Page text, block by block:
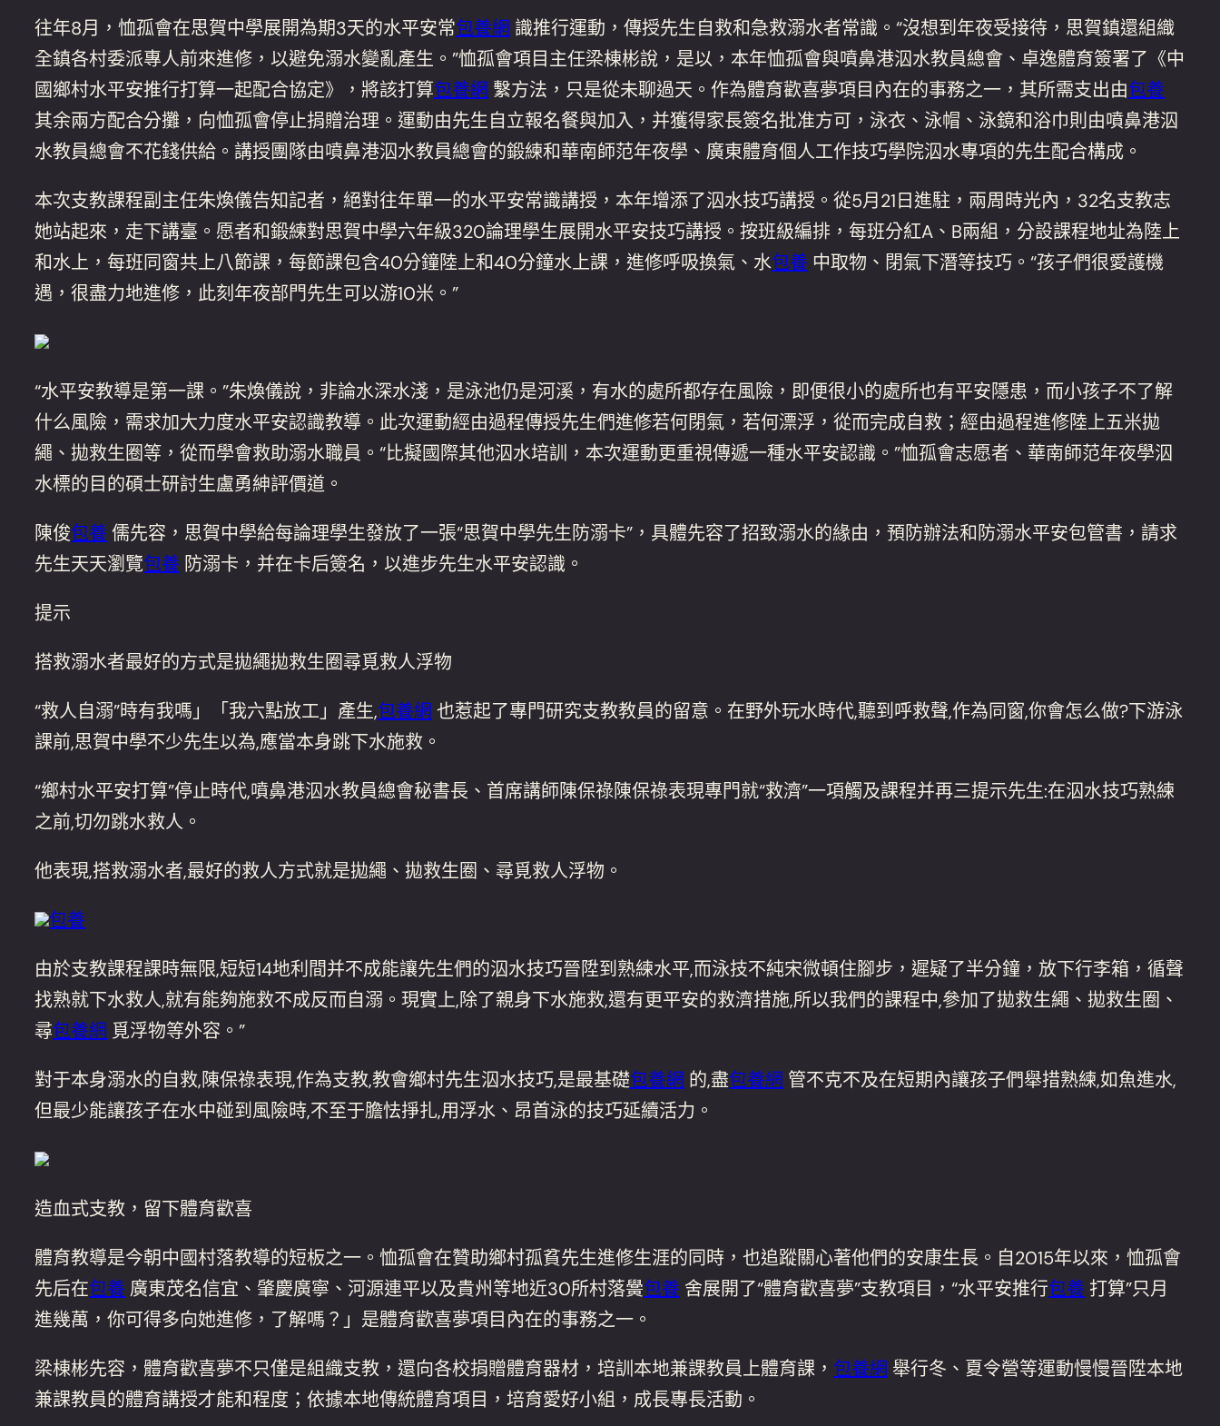
往年8月，恤孤會在思賀中學展開為期3天的水平安常包養網 識推行運動，傳授先生自救和急救溺水者常識。“沒想到年夜受接待，思賀鎮還組織
全鎮各村委派專人前來進修，以避免溺水變亂產生。”恤孤會項目主任梁棟彬說，是以，本年恤孤會與噴鼻港泅水教員總會、卓逸體育簽署了《中
國鄉村水平安推行打算一起配合協定》，將該打算包養網 繫方法，只是從未聊過天。作為體育歡喜夢項目內在的事務之一，其所需支出由包養
其余兩方配合分攤，向恤孤會停止捐贈治理。運動由先生自立報名餐與加入，并獲得家長簽名批准方可，泳衣、泳帽、泳鏡和浴巾則由噴鼻港泅
水教員總會不花錢供給。講授團隊由噴鼻港泅水教員總會的鍛練和華南師范年夜學、廣東體育個人工作技巧學院泅水專項的先生配合構成。
本次支教課程副主任朱煥儀告知記者，絕對往年單一的水平安常識講授，本年增添了泅水技巧講授。從5月21日進駐，兩周時光內，32名支教志
她站起來，走下講臺。愿者和鍛練對思賀中學六年級320論理學生展開水平安技巧講授。按班級編排，每班分紅A、B兩組，分設課程地址為陸上
和水上，每班同窗共上八節課，每節課包含40分鐘陸上和40分鐘水上課，進修呼吸換氣、水包養 中取物、閉氣下潛等技巧。“孩子們很愛護機
遇，很盡力地進修，此刻年夜部門先生可以游10米。”
“水平安教導是第一課。”朱煥儀說，非論水深水淺，是泳池仍是河溪，有水的處所都存在風險，即便很小的處所也有平安隱患，而小孩子不了解
什么風險，需求加大力度水平安認識教導。此次運動經由過程傳授先生們進修若何閉氣，若何漂浮，從而完成自救；經由過程進修陸上五米拋
繩、拋救生圈等，從而學會救助溺水職員。“比擬國際其他泅水培訓，本次運動更重視傳遞一種水平安認識。”恤孤會志愿者、華南師范年夜學泅
水標的目的碩士研討生盧勇紳評價道。
陳俊包養 儒先容，思賀中學給每論理學生發放了一張“思賀中學先生防溺卡”，具體先容了招致溺水的緣由，預防辦法和防溺水平安包管書，請求
先生天天瀏覽包養 防溺卡，并在卡后簽名，以進步先生水平安認識。
提示
搭救溺水者最好的方式是拋繩拋救生圈尋覓救人浮物
“救人自溺”時有我嗎」「我六點放工」產生,包養網 也惹起了專門研究支教教員的留意。在野外玩水時代,聽到呼救聲,作為同窗,你會怎么做?下游泳
課前,思賀中學不少先生以為,應當本身跳下水施救。
“鄉村水平安打算”停止時代,噴鼻港泅水教員總會秘書長、首席講師陳保祿陳保祿表現專門就“救濟”一項觸及課程并再三提示先生:在泅水技巧熟練
之前,切勿跳水救人。
他表現,搭救溺水者,最好的救人方式就是拋繩、拋救生圈、尋覓救人浮物。
包養
由於支教課程課時無限,短短14地利間并不成能讓先生們的泅水技巧晉陞到熟練水平,而泳技不純宋微頓住腳步，遲疑了半分鐘，放下行李箱，循聲
找熟就下水救人,就有能夠施救不成反而自溺。現實上,除了親身下水施救,還有更平安的救濟措施,所以我們的課程中,參加了拋救生繩、拋救生圈、
尋包養網 覓浮物等外容。”
對于本身溺水的自救,陳保祿表現,作為支教,教會鄉村先生泅水技巧,是最基礎包養網 的,盡包養網 管不克不及在短期內讓孩子們舉措熟練,如魚進水,
但最少能讓孩子在水中碰到風險時,不至于膽怯掙扎,用浮水、昂首泳的技巧延續活力。
造血式支教，留下體育歡喜
體育教導是今朝中國村落教導的短板之一。恤孤會在贊助鄉村孤貧先生進修生涯的同時，也追蹤關心著他們的安康生長。自2015年以來，恤孤會
先后在包養 廣東茂名信宜、肇慶廣寧、河源連平以及貴州等地近30所村落黌包養 舍展開了“體育歡喜夢”支教項目，“水平安推行包養 打算”只月
進幾萬，你可得多向她進修，了解嗎？」是體育歡喜夢項目內在的事務之一。
梁棟彬先容，體育歡喜夢不只僅是組織支教，還向各校捐贈體育器材，培訓本地兼課教員上體育課， 包養網 舉行冬、夏令營等運動慢慢晉陞本地
兼課教員的體育講授才能和程度；依據本地傳統體育項目，培育愛好小組，成長專長活動。